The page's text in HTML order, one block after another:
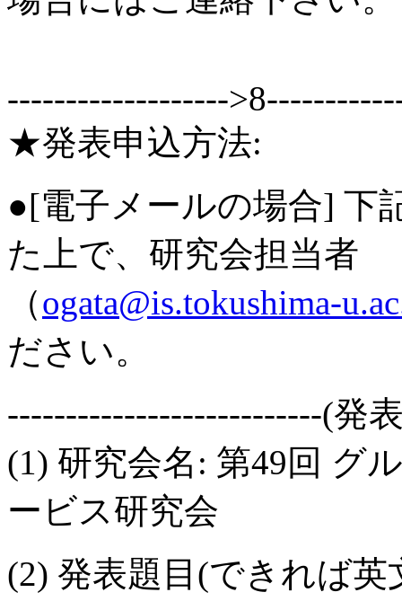
-------------------
★発表申込方法:
●[電子メールの場合] 下
た上で、研究会担当者
（ogata@is.tokushima-
ださい。
---------------------------(発
(1) 研究会名: 第49回 グ
ービス研究会
(2) 発表題目(できれば